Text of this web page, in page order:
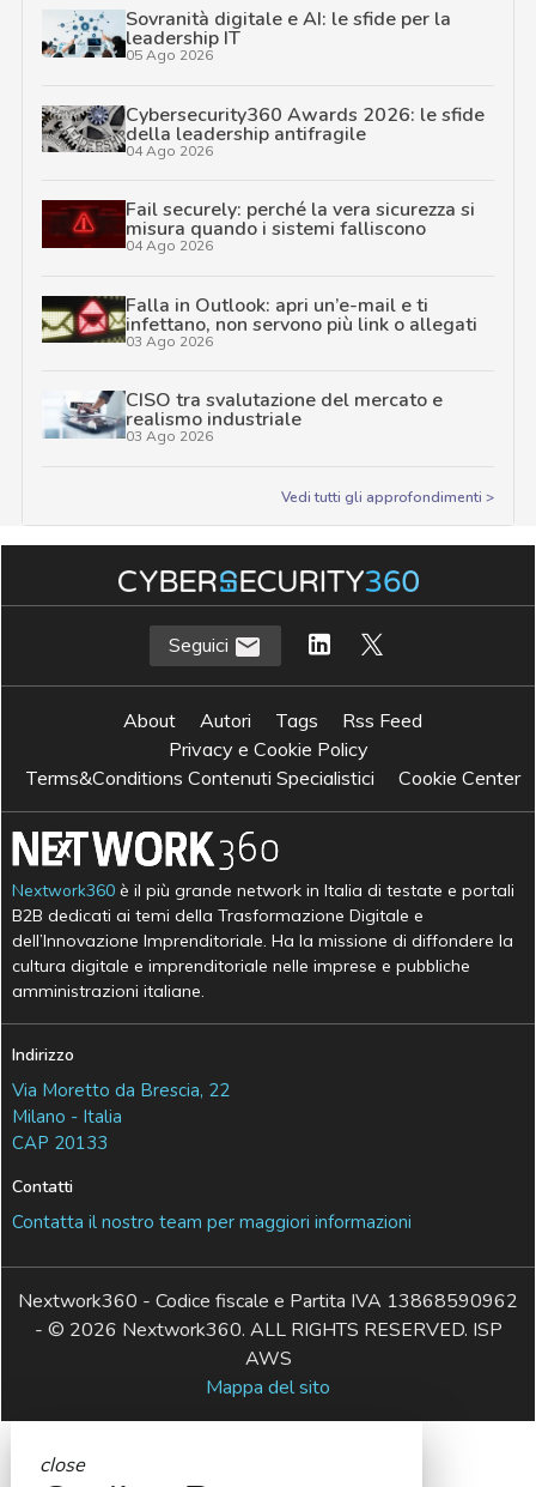
Sovranità digitale e AI: le sfide per la
leadership IT
05 Ago 2026
Cybersecurity360 Awards 2026: le sfide
della leadership antifragile
04 Ago 2026
Fail securely: perché la vera sicurezza si
misura quando i sistemi falliscono
04 Ago 2026
Falla in Outlook: apri un’e-mail e ti
infettano, non servono più link o allegati
03 Ago 2026
CISO tra svalutazione del mercato e
realismo industriale
03 Ago 2026
Vedi tutti gli approfondimenti >
Seguici
About Autori Tags
Rss Feed
Privacy e Cookie Policy
Terms&Conditions Contenuti Specialistici
Cookie Center
Nextwork360 è il più grande network in Italia di testate e portali
B2B dedicati ai temi della Trasformazione Digitale e
dell’Innovazione Imprenditoriale. Ha la missione di diffondere la
cultura digitale e imprenditoriale nelle imprese e pubbliche
amministrazioni italiane.
Indirizzo
Via Moretto da Brescia, 22
Milano - Italia
CAP 20133
Contatti
Contatta il nostro team per maggiori informazioni
Nextwork360 - Codice fiscale e Partita IVA 13868590962
- © 2026 Nextwork360. ALL RIGHTS RESERVED. ISP
AWS
Mappa del sito
close